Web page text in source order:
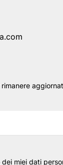
miei dati